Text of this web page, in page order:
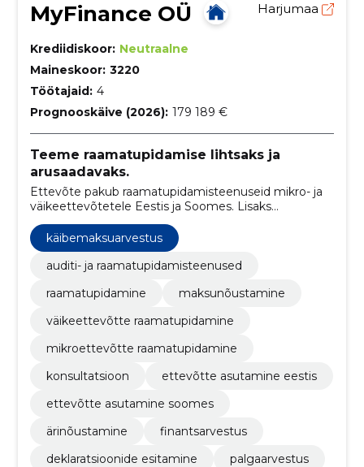
MyFinance OÜ Harjumaa
Krediidiskoor: Neutraalne
Maineskoor: 3220
Töötajaid: 4
Prognooskäive (2026): 179 189 €
Teeme raamatupidamise lihtsaks ja
arusaadavaks.
Ettevõte pakub raamatupidamisteenuseid mikro- ja
väikeettevõtetele Eestis ja Soomes. Lisaks
toetatakse kliente ettevõtte asutamisel ning
äritegevuse nõustamisel.
käibemaksuarvestus
auditi- ja raamatupidamisteenused
raamatupidamine
maksunõustamine
väikeettevõtte raamatupidamine
mikroettevõtte raamatupidamine
konsultatsioon
ettevõtte asutamine eestis
ettevõtte asutamine soomes
ärinõustamine
finantsarvestus
deklaratsioonide esitamine
palgaarvestus